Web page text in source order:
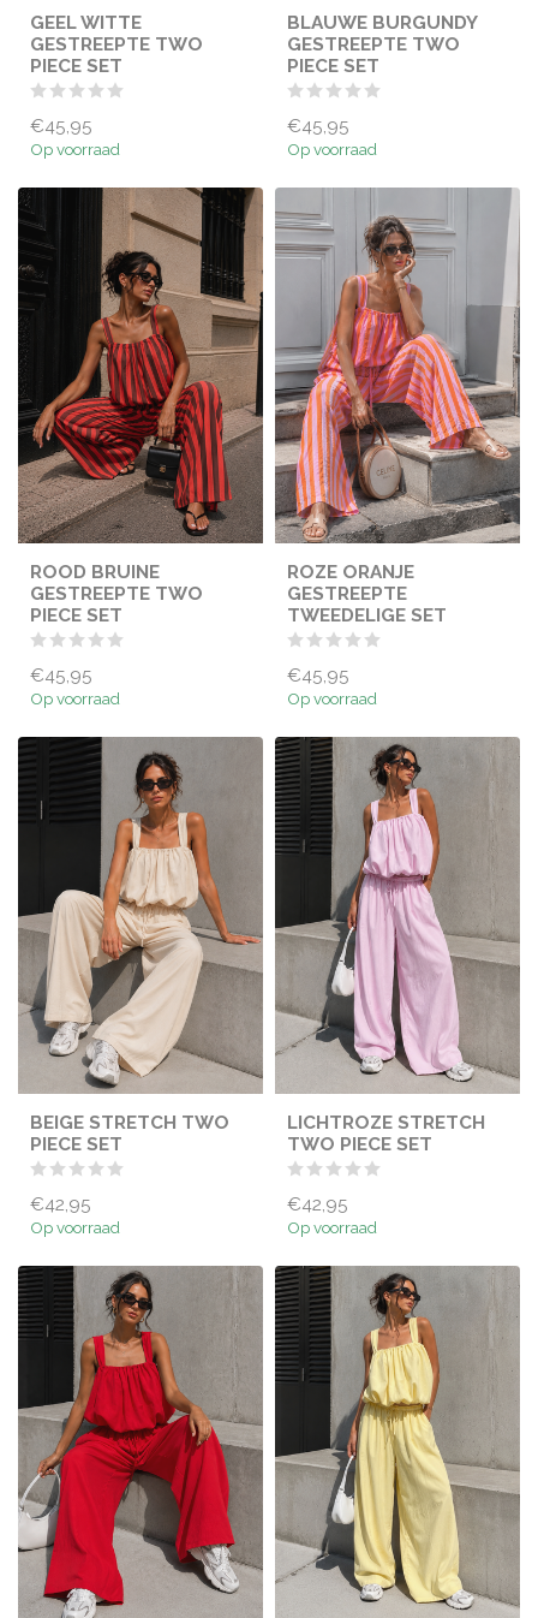
GEEL WITTE
GESTREEPTE TWO
PIECE SET
€45,95
Op voorraad
BLAUWE BURGUNDY
GESTREEPTE TWO
PIECE SET
€45,95
Op voorraad
ROOD BRUINE
GESTREEPTE TWO
PIECE SET
€45,95
Op voorraad
ROZE ORANJE
GESTREEPTE
TWEEDELIGE SET
€45,95
Op voorraad
BEIGE STRETCH TWO
PIECE SET
€42,95
Op voorraad
LICHTROZE STRETCH
TWO PIECE SET
€42,95
Op voorraad